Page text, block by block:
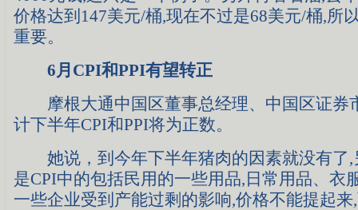
价格达到147美元/桶,现在不过是68美元/桶,所
重要。
6月CPI和PPI有望转正
摩根大通中国区董事总经理、中国区证券
计下半年CPI和PPI将为正数。
她说，到今年下半年猪肉的因素就没有了,
是CPI中的包括民用的一些用品,日常用品、衣
一些企业受到产能过剩的影响,价格不能提起